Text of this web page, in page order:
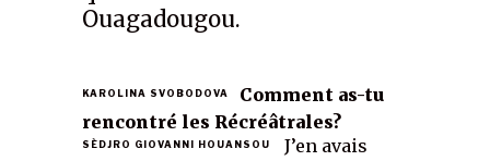
Ouagadougou.
KAROLINA SVOBODOVA
Comment as-tu
rencontré les Récréâtrales?
SÈDJRO GIOVANNI HOUANSOU
J’en avais